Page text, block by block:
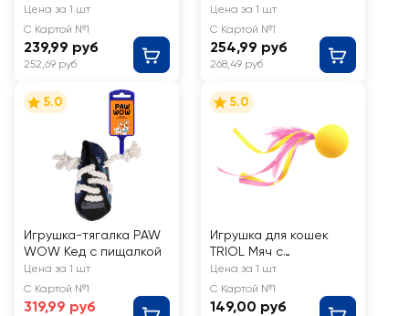
на палочке
d=40мм/400мм
Цена за 1 шт
С Картой №1
239,99 руб
252,69 руб
пушистый шар на
липучке
d=50мм/650мм
Цена за 1 шт
С Картой №1
254,99 руб
268,49 руб
5.0
Игрушка-тягалка PAW
WOW Кед с пищалкой
Цена за 1 шт
С Картой №1
319,99 руб
5.0
Игрушка для кошек
TRIOL Мяч с
ленточками
d=40мм/170мм
Цена за 1 шт
С Картой №1
149,00 руб